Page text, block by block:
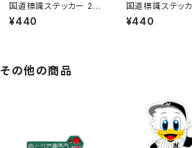
国道標識ステッカー 20
5号線
¥440
国道標識ステッ
8号線
¥440
その他の商品